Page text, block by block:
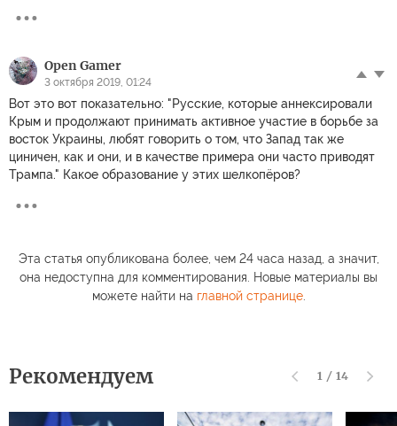
Open Gamer
3 октября 2019, 01:24
Вот это вот показательно: "Русские, которые аннексировали
Крым и продолжают принимать активное участие в борьбе за
восток Украины, любят говорить о том, что Запад так же
циничен, как и они, и в качестве примера они часто приводят
Трампа." Какое образование у этих шелкопёров?
Эта статья опубликована более, чем 24 часа назад, а значит,
она недоступна для комментирования. Новые материалы вы
можете найти на главной странице.
Рекомендуем 1 / 14